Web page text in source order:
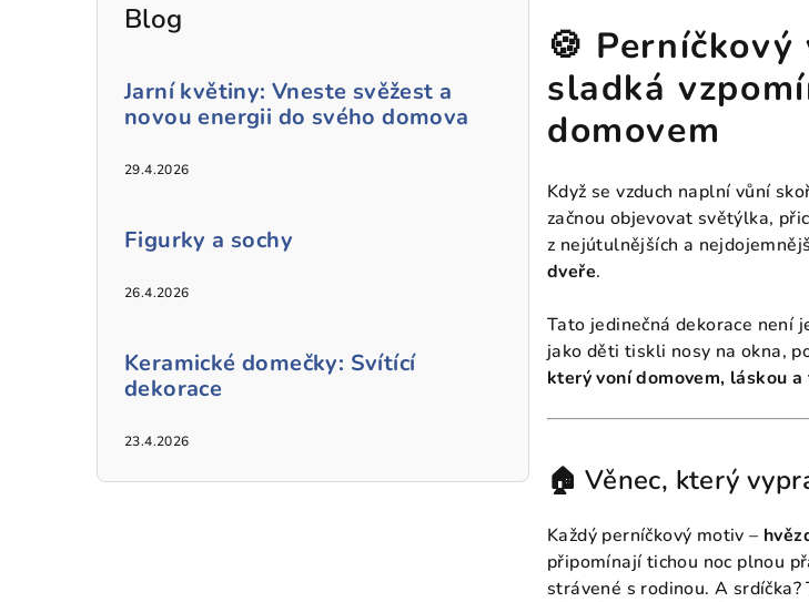
Blog
Jarní květiny: Vneste svěžest a
novou energii do svého domova
29.4.2026
Figurky a sochy
26.4.2026
Keramické domečky: Svítící
dekorace
23.4.2026
🍪
sladká
domovem
Když se vzduch naplní vůní
začnou objevovat světýlka,
z nejútulnějších a
dveře.
Tato jedinečná dekorace není
jako děti tiskli nosy na okna,
který voní domovem, láskou
🏠 Věnec, který
Každý perníčkový motiv –
připomínají tichou noc plnou
strávené s rodinou. A